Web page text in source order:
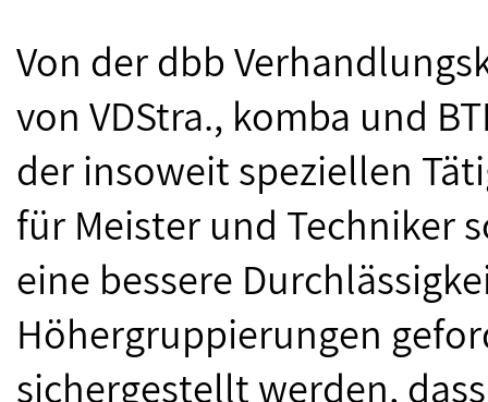
Von der dbb
von VDStra., komba und
der insoweit speziellen
für Meister und Techniker
eine bessere
Höhergruppierungen
sichergestellt werden,